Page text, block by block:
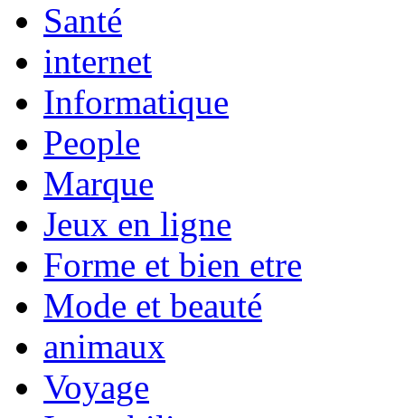
Santé
internet
Informatique
People
Marque
Jeux en ligne
Forme et bien etre
Mode et beauté
animaux
Voyage